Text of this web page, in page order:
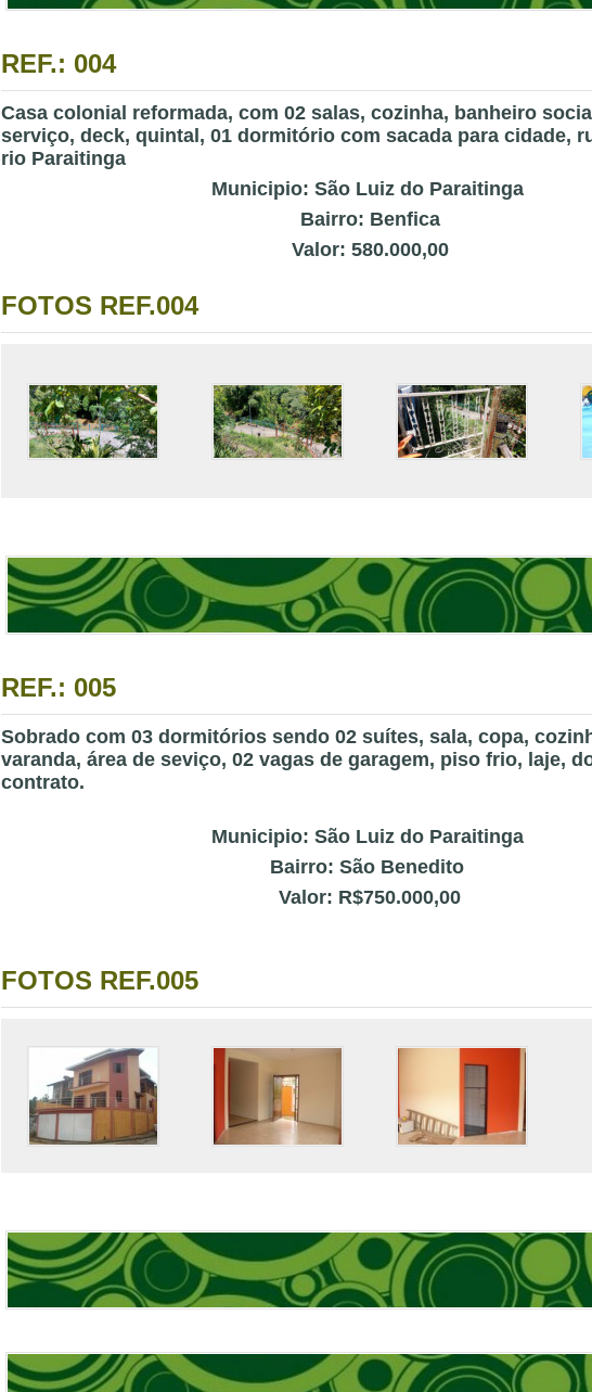
REF.: 004
Casa colonial reformada, com 02 salas, cozinha, banheiro
serviço, deck, quintal, 01 dormitório com sacada para cidade,
rio Paraitinga
Municipio: São Luiz do Paraitinga
Bairro: Benfica
Valor: 580.000,00
FOTOS REF.004
REF.: 005
Sobrado com 03 dormitórios sendo 02 suítes, sala, copa,
varanda, área de seviço, 02 vagas de garagem, piso frio, laje,
contrato.
Municipio: São Luiz do Paraitinga
Bairro: São Benedito
Valor: R$750.000,00
FOTOS REF.005